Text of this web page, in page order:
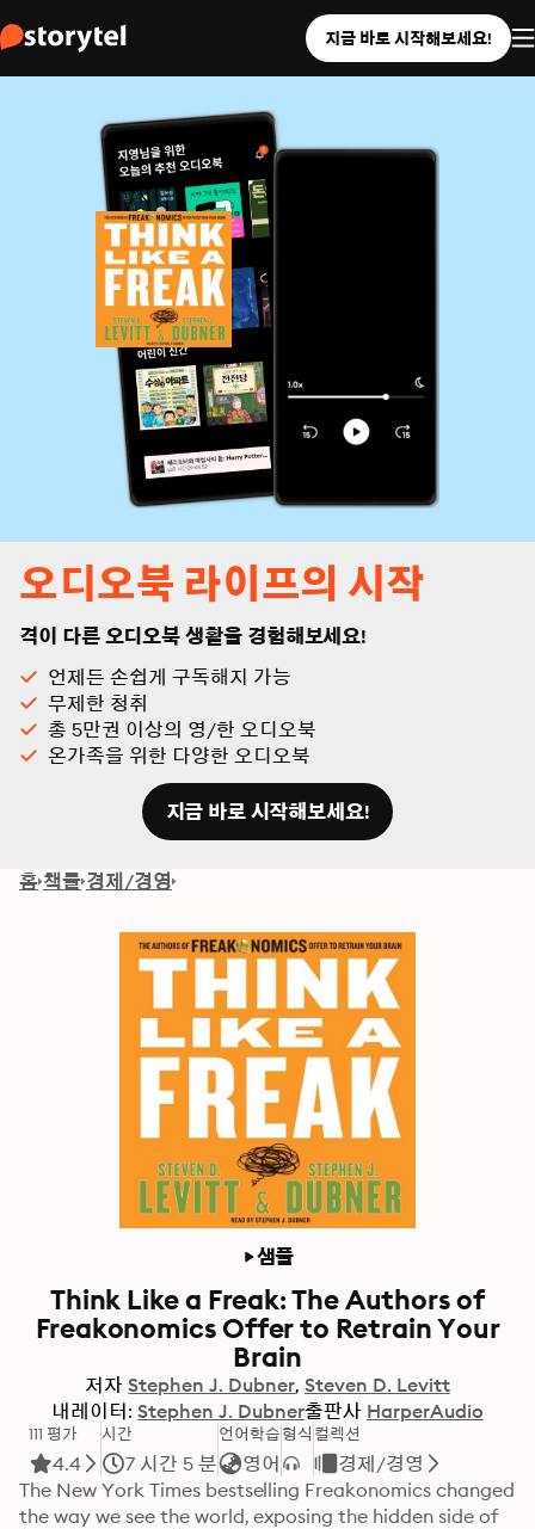
지금 바로 시작해보세요!
오디오북 라이프의 시작
격이 다른 오디오북 생활을 경험해보세요!
언제든 손쉽게 구독해지 가능
무제한 청취
총 5만권 이상의 영/한 오디오북
온가족을 위한 다양한 오디오북
지금 바로 시작해보세요!
홈 책들 경제/경영
샘플
Think Like a Freak: The Authors of
Freakonomics Offer to Retrain Your
Brain
저자 Stephen J. Dubner Steven D. Levitt
내레이터: Stephen J. Dubner출판사 HarperAudio
111 평가
4.4
시간
7 시간 5 분
언어학습
영어
형식 컬렉션
경제/경영
The New York Times bestselling Freakonomics changed
the way we see the world, exposing the hidden side of